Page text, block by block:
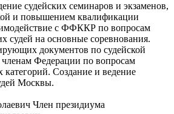
судейских семинаров и экзаменов,
и повышением квалификации
с ФФККР по вопросам
судей на основные соревнования.
документов по судейской
членам Федерации по вопросам
категорий. Создание и ведение
Москвы.
Член президиума